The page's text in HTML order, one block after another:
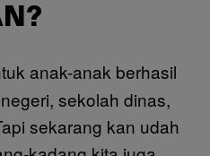
anak-anak berhasil
sekolah dinas,
sekarang kan udah